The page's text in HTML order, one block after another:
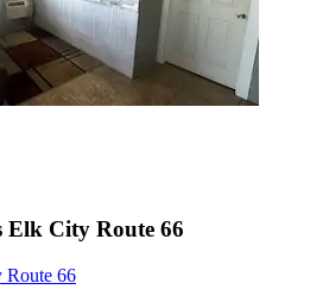
Elk City Route 66
Route 66